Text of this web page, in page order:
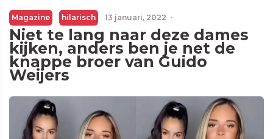
Magazine hilarisch 13 januari, 2022 ·
Niet te lang naar deze dames
kijken, anders ben je net de
knappe broer van Guido
Weijers